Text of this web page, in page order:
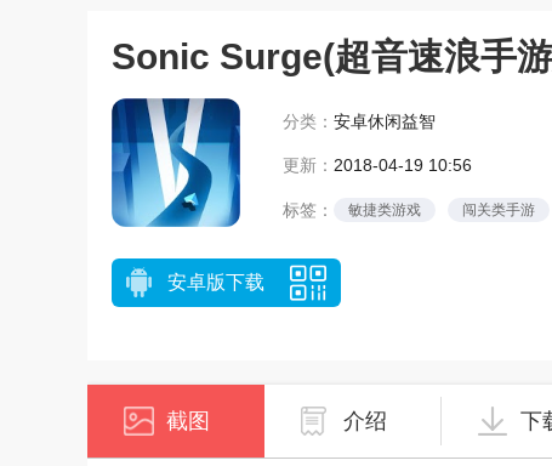
Sonic Surge(超音速浪手
分类： 安卓休闲益智
更新： 2018-04-19 10:56
标签： 敏捷类游戏 闯关类手游
安卓版下载
截图 介绍 下